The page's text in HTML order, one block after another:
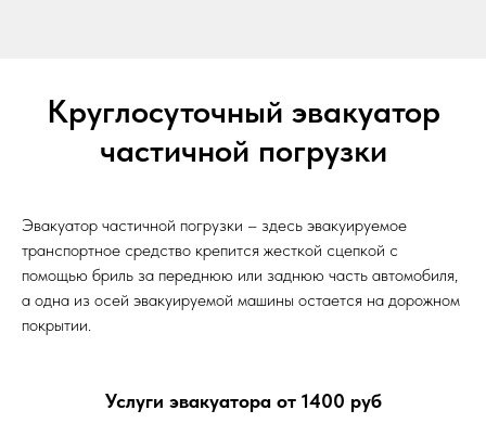
Круглосуточный эвакуатор
частичной погрузки
Эвакуатор частичной погрузки – здесь эвакуируемое
транспортное средство крепится жесткой сцепкой с
помощью бриль за переднюю или заднюю часть автомобиля,
а одна из осей эвакуируемой машины остается на дорожном
покрытии.
Услуги эвакуатора от 1400 руб